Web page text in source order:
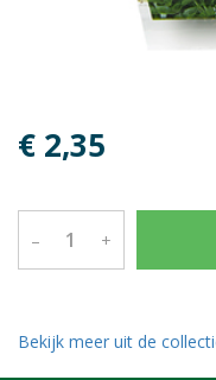
€ 2,35
– +
Bekijk meer uit de